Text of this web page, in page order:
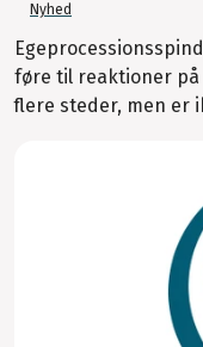
Nyhed
føre til reaktioner
flere steder, men er